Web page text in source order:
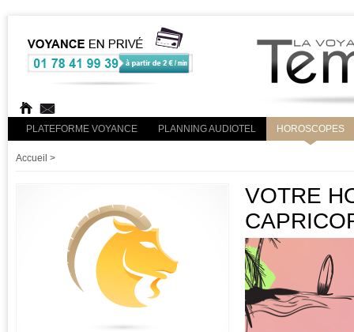
PLATEFORME VOYANCE PLANNING AUDIOTEL HOROSCOPES
Accueil >
VOTRE